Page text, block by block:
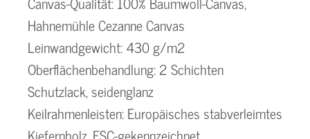
Hahnemühle Cezanne Canvas
Leinwandgewicht: 430 g/m2
Oberflächenbehandlung: 2 Schichten
Schutzlack, seidenglanz
Keilrahmenleisten: Europäisches stabverleimtes